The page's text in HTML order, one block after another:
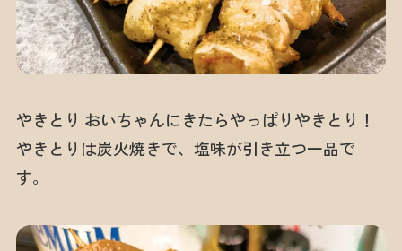
やきとり おいちゃんにきたらやっぱりやきとり！
やきとりは炭火焼きで、塩味が引き立つ一品で
す。